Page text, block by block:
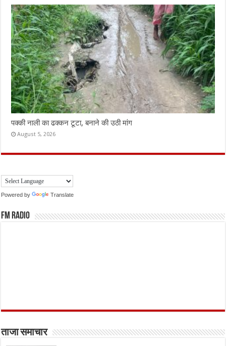
पक्की नाली का ढक्कन टूटा, बनाने की उठी मांग
August 5, 2026
Powered by Translate
FM Radio
ताजा समाचार